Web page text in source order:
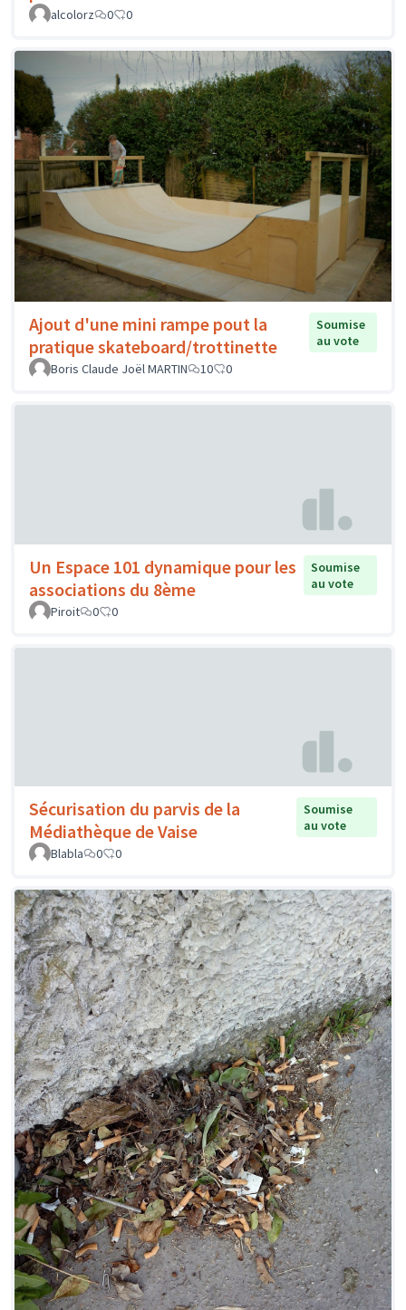
alcolorz
0 0
Ajout d'une mini rampe pout la
pratique skateboard/trottinette
Soumise
au vote
Boris Claude Joël MARTIN
10 0
Un Espace 101 dynamique pour les
associations du 8ème
Soumise
au vote
Piroit
0 0
Sécurisation du parvis de la
Médiathèque de Vaise
Soumise
au vote
Blabla
0 0